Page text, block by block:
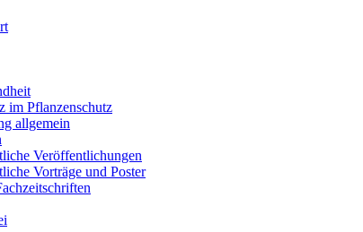
im Pflanzenschutz
allgemein
Veröffentlichungen
Vorträge und Poster